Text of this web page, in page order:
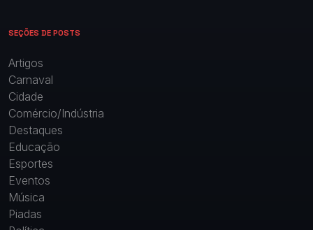
SEÇÕES DE POSTS
Artigos
Carnaval
Cidade
Comércio/Indústria
Destaques
Educação
Esportes
Eventos
Música
Piadas